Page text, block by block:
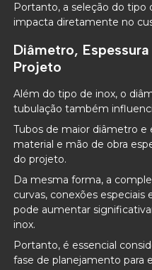
Portanto, a seleção do tipo
impacta diretamente no
Diâmetro,
Projeto
Além do tipo de inox, o
tubulação também
Tubos de maior diâmetro e
material e mão de obra
do projeto.
Da mesma forma, a
curvas, conexões especiais
pode aumentar
inox.
Portanto, é essencial
fase de planejamento para